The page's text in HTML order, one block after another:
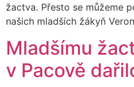
žactva. Přesto se můžeme
našich mladších žákyň
Mladšímu
v Pacově